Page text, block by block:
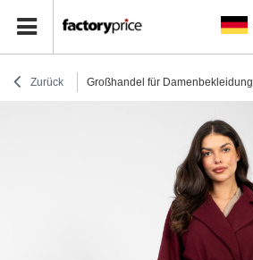
Zurück Großhandel für Damenbekleidung